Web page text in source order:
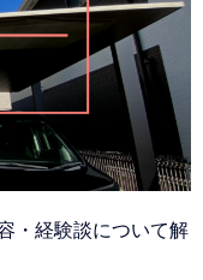
・経験談について解